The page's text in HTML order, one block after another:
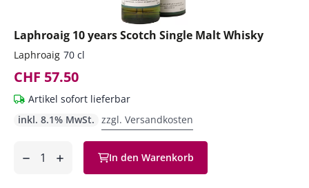
Laphroaig 10 years Scotch Single Malt Whisky
Laphroaig 70 cl
CHF 57.50
Artikel sofort lieferbar
inkl. 8.1% MwSt. zzgl. Versandkosten
In den Warenkorb